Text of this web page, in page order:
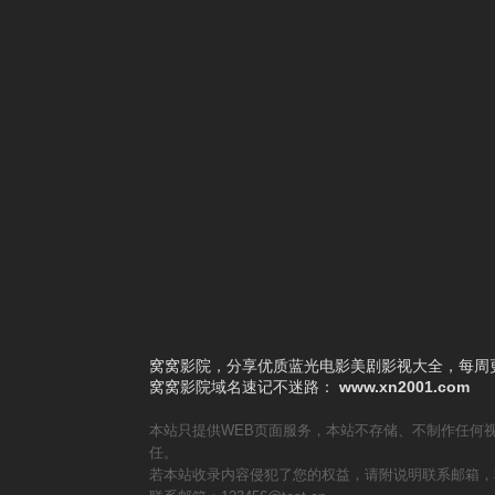
窝窝影院，分享优质蓝光电影美剧影视大全，每
窝窝影院域名速记不迷路： www.xn2001.com
本站只提供WEB页面服务，本站不存储、不制作任何
任。
若本站收录内容侵犯了您的权益，请附说明联系邮箱，